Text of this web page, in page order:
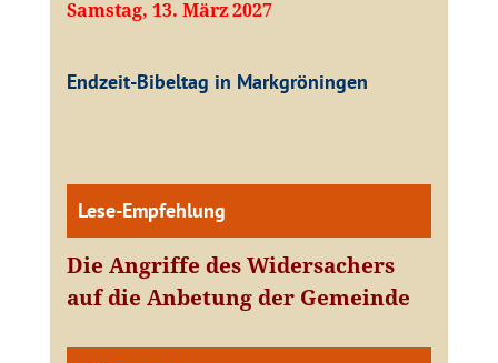
Samstag, 13. März 2027
Endzeit-Bibeltag in Markgröningen
Lese-Empfehlung
Die Angriffe des Widersachers
auf die Anbetung der Gemeinde